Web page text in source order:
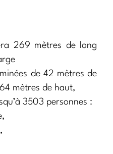
269 mètres de long
de 42 mètres de
mètres de haut,
3503 personnes :